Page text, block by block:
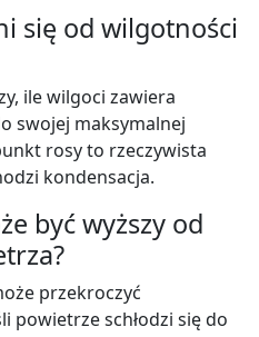
się od wilgotności
ile wilgoci zawiera
swojej maksymalnej
rosy to rzeczywista
kondensacja.
być wyższy od
przekroczyć
powietrze schłodzi się do